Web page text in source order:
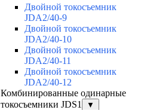
Двойной токосъемник
JDA2/40-9
Двойной токосъемник
JDA2/40-10
Двойной токосъемник
JDA2/40-11
Двойной токосъемник
JDA2/40-12
Комбинированные одинарные
токосъемники JDS1
▼